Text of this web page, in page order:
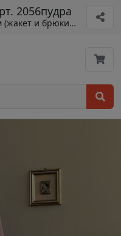
2056пудра
и брюки), весна/